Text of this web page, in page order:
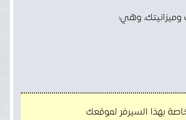
وميزانيتك، وهي:
بهذا السيرفر لموقعك